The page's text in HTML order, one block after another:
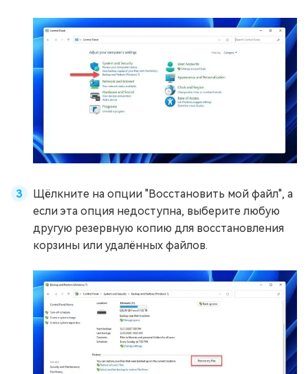
Щёлкните на опции "Восстановить мой файл", а
если эта опция недоступна, выберите любую
другую резервную копию для восстановления
корзины или удалённых файлов.